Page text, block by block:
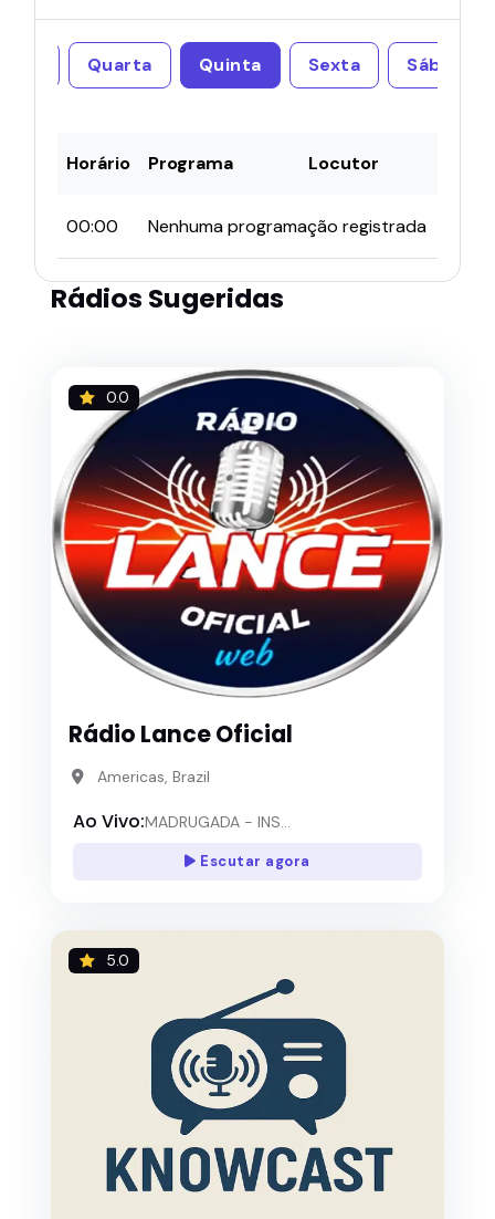
Quarta Quinta Sexta Sábado
Horário Programa Locutor
00:00 Nenhuma programação registrada
Rádios Sugeridas
0.0
Rádio Lance Oficial
Americas, Brazil
Ao Vivo:MADRUGADA - INS...
Escutar agora
5.0